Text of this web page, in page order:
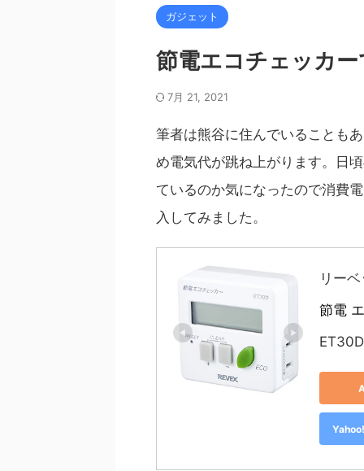
ガジェット
節電エコチェッカ
7月 21, 2021
筆者は熊谷に住んでいることも
め電気代が跳ね上がります。日
ているのか気になったので消費
入してみました。
リー
節電
ET30D